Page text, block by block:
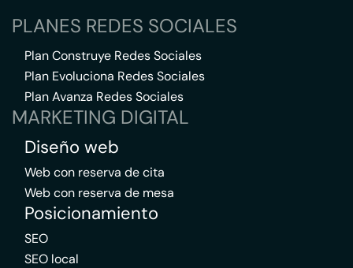
PLANES REDES SOCIALES
Plan Construye Redes Sociales
Plan Evoluciona Redes Sociales
Plan Avanza Redes Sociales
MARKETING DIGITAL
Diseño web
Web con reserva de cita
Web con reserva de mesa
Posicionamiento
SEO
SEO local